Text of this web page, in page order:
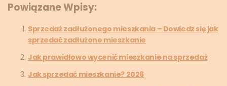
Powiązane Wpisy:
Sprzedaż zadłużonego mieszkania – Dowiedz się jak
sprzedać zadłużone mieszkanie
Jak prawidłowo wycenić mieszkanie na sprzedaż
Jak sprzedać mieszkanie? 2026